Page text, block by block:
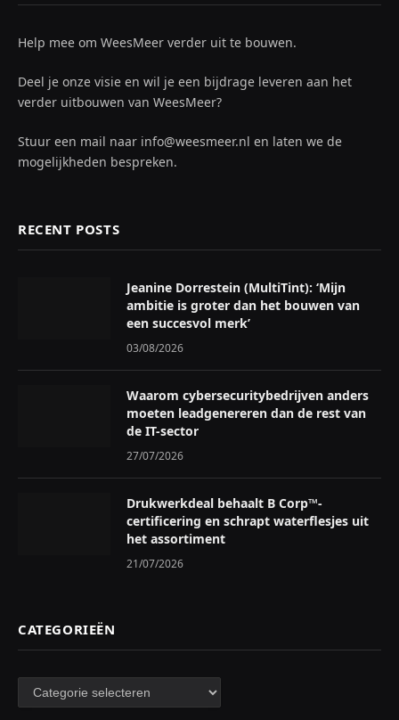
Help mee om WeesMeer verder uit te bouwen.
Deel je onze visie en wil je een bijdrage leveren aan het
verder uitbouwen van WeesMeer?
Stuur een mail naar info@weesmeer.nl en laten we de
mogelijkheden bespreken.
RECENT POSTS
Jeanine Dorrestein (MultiTint): ‘Mijn
ambitie is groter dan het bouwen van
een succesvol merk’
03/08/2026
Waarom cybersecuritybedrijven anders
moeten leadgenereren dan de rest van
de IT-sector
27/07/2026
Drukwerkdeal behaalt B Corp™-
certificering en schrapt waterflesjes uit
het assortiment
21/07/2026
CATEGORIEËN
Categorieën